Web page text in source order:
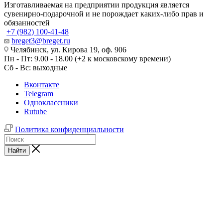
Изготавливаемая на предприятии продукция является
сувенирно-подарочной и не порождает каких-либо прав и
обязанностей
+7 (982) 100-41-48
breget3@breget.ru
Челябинск, ул. Кирова 19, оф. 906
Пн - Пт: 9.00 - 18.00 (+2 к московскому времени)
Сб - Вс: выходные
Вконтакте
Telegram
Одноклассники
Rutube
Политика конфиденциальности
Найти